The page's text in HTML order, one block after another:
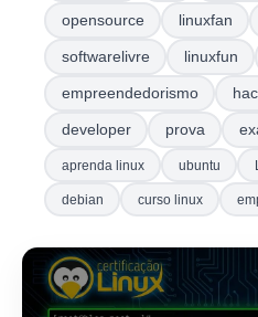
opensource linuxfan
softwarelivre linuxfun
empreendedorismo
developer prova
aprenda linux ubuntu
debian curso linux